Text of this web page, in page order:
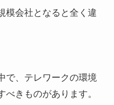
模会社となると全く違
で、テレワークの環境
べきものがあります。